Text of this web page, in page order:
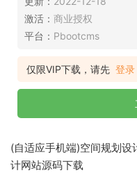
激活： 商业授权
平台： Pbootcms
仅限VIP下载，请先 登录
(自适应手机端)空间规划
计网站源码下载